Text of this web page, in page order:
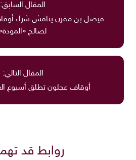
المقال السابق:
لصالح
المقال التالي:
أوقاف عجلون تطلق أسبوع
روابط قد